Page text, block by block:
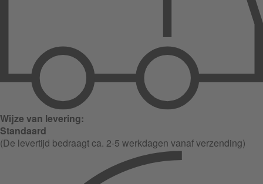
Wijze van levering:
Standaard
(De levertijd bedraagt ca. 2-5 werkdagen vanaf verzending)